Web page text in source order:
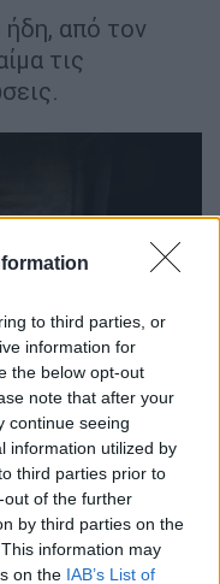
to third parties, or
information for
the below opt-out
note that after your
continue seeing
information utilized by
third parties prior to
of the further
by third parties on the
information may
on the IAB’s List of
ήδη, από τον
τις
ιστό αφήνουν πίσω
ιστό
νεκρούς